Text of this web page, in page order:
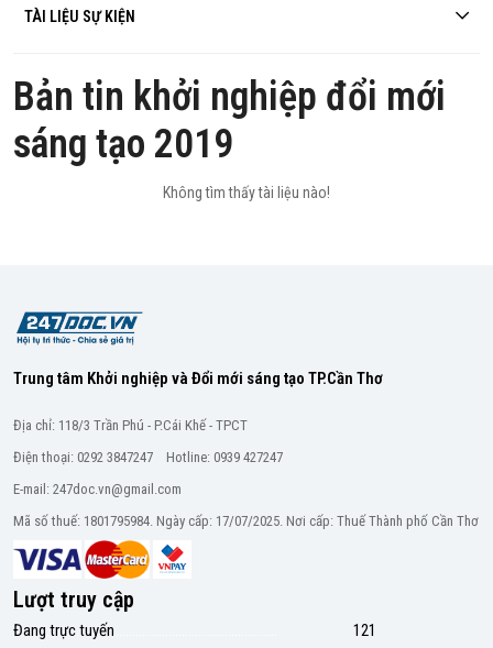
TÀI LIỆU SỰ KIỆN
Bản tin khởi nghiệp đổi mới
sáng tạo 2019
Không tìm thấy tài liệu nào!
Trung tâm Khởi nghiệp và Đổi mới sáng tạo TP.Cần Thơ
Địa chỉ: 118/3 Trần Phú - P.Cái Khế - TPCT
Điện thoại: 0292 3847247 Hotline: 0939 427247
E-mail: 247doc.vn@gmail.com
Mã số thuế: 1801795984. Ngày cấp: 17/07/2025. Nơi cấp: Thuế Thành phố Cần Thơ
Lượt truy cập
Đang trực tuyến
121